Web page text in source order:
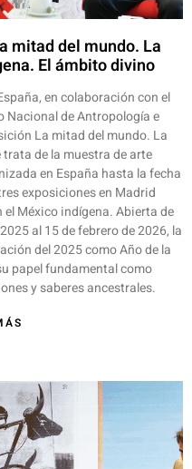
mitad del mundo. La
El ámbito divino
en colaboración con el
Nacional de Antropología e
La mitad del mundo. La
trata de la muestra de arte
en España hasta la fecha
exposiciones en Madrid
México indígena. Abierta de
al 15 de febrero de 2026, la
del 2025 como Año de la
papel fundamental como
y saberes ancestrales.